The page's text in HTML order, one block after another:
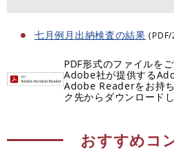
七月例月出納検査の結果 (PDF/
PDF形式のファイルを
Adobe社が提供する
Adobe Readerをお持
ク先からダウンロード
おすすめコ